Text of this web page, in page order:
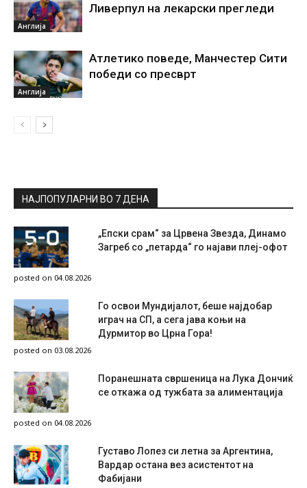
Англија
Ливерпул на лекарски прегледи
Англија
Атлетико поведе, Манчестер Сити
победи со пресврт
НАЈПОПУЛАРНИ ВО 7 ДЕНА
„Епски срам“ за Црвена Звезда, Динамо
Загреб со „петарда“ го најави плеј-офот
posted on 04.08.2026
Го освои Мундијалот, беше најдобар
играч на СП, а сега јава коњи на
Дурмитор во Црна Гора!
posted on 03.08.2026
Поранешната свршеница на Лука Дончиќ
се откажа од тужбата за алиментација
posted on 04.08.2026
Густаво Лопез си летна за Аргентина,
Вардар остана вез асистентот на
Фабијани